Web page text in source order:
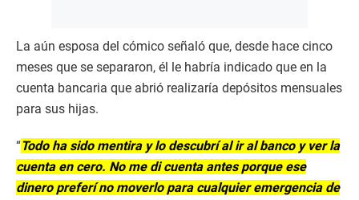
La aún esposa del cómico señaló que, desde hace cinco
meses que se separaron, él le habría indicado que en la
cuenta bancaria que abrió realizaría depósitos mensuales
para sus hijas.
“Todo ha sido mentira y lo descubrí al ir al banco y ver la
cuenta en cero. No me di cuenta antes porque ese
dinero preferí no moverlo para cualquier emergencia de